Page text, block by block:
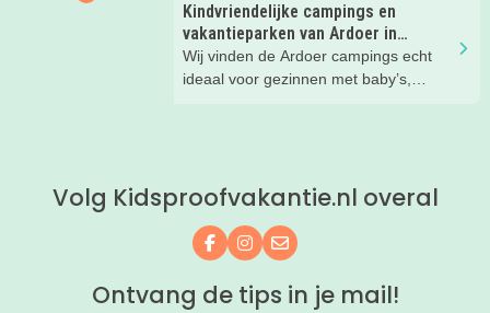
Kindvriendelijke campings en
vakantieparken van Ardoer in
Nederland
Wij vinden de Ardoer campings echt
ideaal voor gezinnen met baby’s,
Volg Kidsproofvakantie.nl overal
Volg ons op Facebook
Volg ons op Instagram
Mail ons
Ontvang de tips in je mail!